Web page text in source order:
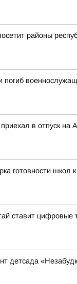
районы
в отпуск на
готовности школ
ставит
детсада